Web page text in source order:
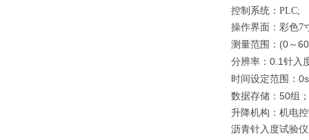
控制系统： PLC;
操作界面：彩色7
测量范围： (0 ～
分辨率： 0.1 针入
时间设定范围： 0s
数据存储： 50组；
升降机构：机电
沥青针入度试验